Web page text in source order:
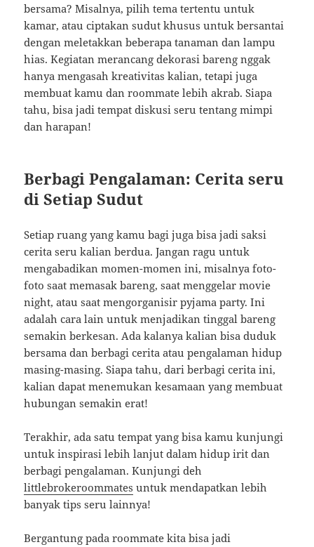
bersama? Misalnya, pilih tema tertentu untuk
kamar, atau ciptakan sudut khusus untuk bersantai
dengan meletakkan beberapa tanaman dan lampu
hias. Kegiatan merancang dekorasi bareng nggak
hanya mengasah kreativitas kalian, tetapi juga
membuat kamu dan roommate lebih akrab. Siapa
tahu, bisa jadi tempat diskusi seru tentang mimpi
dan harapan!
Berbagi Pengalaman: Cerita seru
di Setiap Sudut
Setiap ruang yang kamu bagi juga bisa jadi saksi
cerita seru kalian berdua. Jangan ragu untuk
mengabadikan momen-momen ini, misalnya foto-
foto saat memasak bareng, saat menggelar movie
night, atau saat mengorganisir pyjama party. Ini
adalah cara lain untuk menjadikan tinggal bareng
semakin berkesan. Ada kalanya kalian bisa duduk
bersama dan berbagi cerita atau pengalaman hidup
masing-masing. Siapa tahu, dari berbagi cerita ini,
kalian dapat menemukan kesamaan yang membuat
hubungan semakin erat!
Terakhir, ada satu tempat yang bisa kamu kunjungi
untuk inspirasi lebih lanjut dalam hidup irit dan
berbagi pengalaman. Kunjungi deh
littlebrokeroommates untuk mendapatkan lebih
banyak tips seru lainnya!
Bergantung pada roommate kita bisa jadi